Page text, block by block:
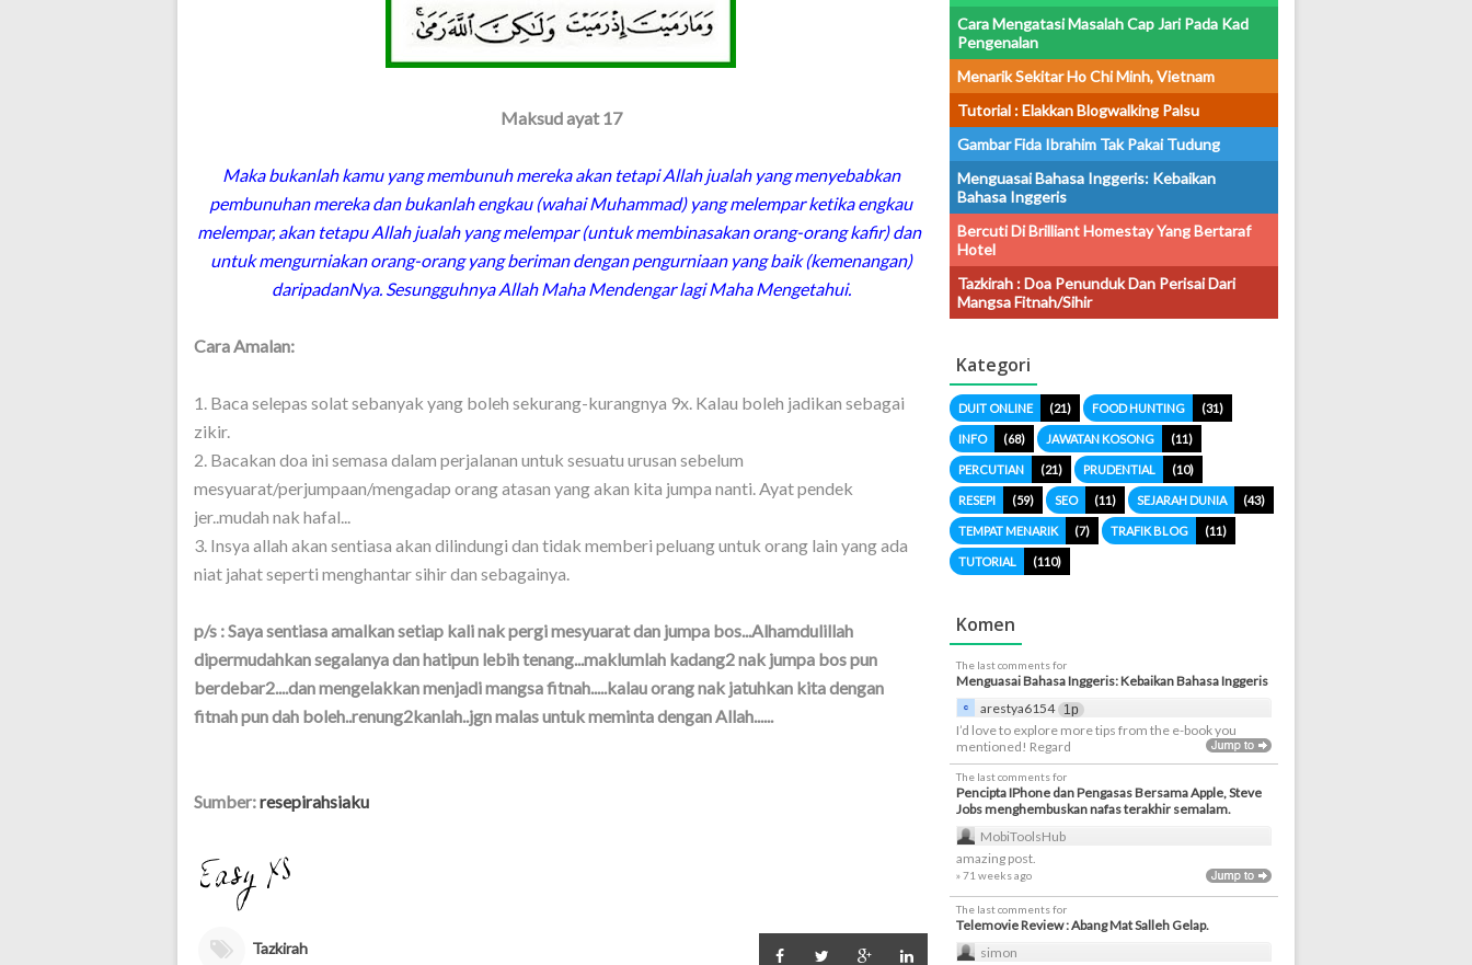
Maksud ayat 17
Maka bukanlah kamu yang membunuh mereka akan tetapi Allah jualah yang menyebabkan
pembunuhan mereka dan bukanlah engkau (wahai Muhammad) yang melempar ketika engkau
melempar, akan tetapu Allah jualah yang melempar (untuk membinasakan orang-orang kafir) dan
untuk mengurniakan orang-orang yang beriman dengan pengurniaan yang baik (kemenangan)
daripadanNya. Sesungguhnya Allah Maha Mendengar lagi Maha Mengetahui.
Cara Amalan:
1. Baca selepas solat sebanyak yang boleh sekurang-kurangnya 9x. Kalau boleh jadikan sebagai
zikir.
2. Bacakan doa ini semasa dalam perjalanan untuk sesuatu urusan sebelum
mesyuarat/perjumpaan/mengadap orang atasan yang akan kita jumpa nanti. Ayat pendek
jer..mudah nak hafal...
3. Insya allah akan sentiasa akan dilindungi dan tidak memberi peluang untuk orang lain yang ada
niat jahat seperti menghantar sihir dan sebagainya.
p/s : Saya sentiasa amalkan setiap kali nak pergi mesyuarat dan jumpa bos...Alhamdulillah
dipermudahkan segalanya dan hatipun lebih tenang...maklumlah kadang2 nak jumpa bos pun
berdebar2....dan mengelakkan menjadi mangsa fitnah.....kalau orang nak jatuhkan kita dengan
fitnah pun dah boleh..renung2kanlah..jgn malas untuk meminta dengan Allah......
Sumber:resepirahsiaku
Tazkirah
Cara Mengatasi Masalah Cap Jari Pada Kad
Pengenalan
Menarik Sekitar Ho Chi Minh, Vietnam
Tutorial : Elakkan Blogwalking Palsu
Gambar Fida Ibrahim Tak Pakai Tudung
Menguasai Bahasa Inggeris: Kebaikan
Bahasa Inggeris
Bercuti Di Brilliant Homestay Yang Bertaraf
Hotel
Tazkirah : Doa Penunduk Dan Perisai Dari
Mangsa Fitnah/sihir
Kategori
DUIT ONLINE (21) FOOD HUNTING (31)
INFO (68) JAWATAN KOSONG (11)
PERCUTIAN (21) PRUDENTIAL (10)
RESEPI (59) SEO (11) SEJARAH DUNIA (43)
TEMPAT MENARIK (7) TRAFIK BLOG (11)
TUTORIAL (110)
Komen
The last comments for
Menguasai Bahasa Inggeris: Kebaikan Bahasa Inggeris
arestya6154
1p
I’d love to explore more tips from the e-book you
mentioned! Regard
The last comments for
Pencipta IPhone dan Pengasas Bersama Apple, Steve
Jobs menghembuskan nafas terakhir semalam.
MobiToolsHub
amazing post.
» 71 weeks ago
The last comments for
Telemovie Review : Abang Mat Salleh Gelap.
simon